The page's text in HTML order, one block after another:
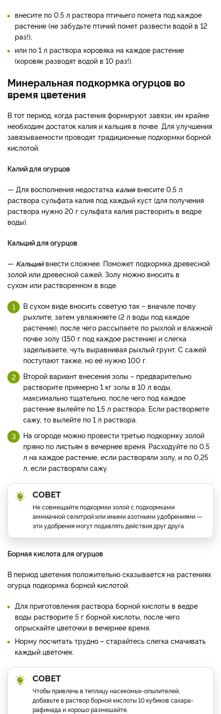
внесите по 0,5 л раствора птичьего помета под каждое
растение (не забудьте птичий помет развести водой в 12
раз!),
или по 1 л раствора коровяка на каждое растение
(коровяк разводят водой в 10 раз!).
Минеральная подкормка огурцов во
время цветения
В тот период, когда растения формируют завязи, им крайне
необходим достаток калия и кальция в почве. Для улучшения
завязываемости проводят традиционные подкормки борной
кислотой.
Калий для огурцов
— Для восполнения недостатка калиявнесите 0,5 л
раствора сульфата калия под каждый куст (для получения
раствора нужно 20 г сульфата калия растворить в ведре
воды).
Кальций для огурцов
— Кальцийвнести сложнее. Поможет подкормка древесной
золой или древесной сажей. Золу можно вносить в
сухом или растворенном в воде.
В сухом виде вносить советую так – вначале почву
рыхлите, затем увлажняете (2 л воды под каждое
растение), после чего рассыпаете по рыхлой и влажной
почве золу (150 г под каждое растение) и слегка
заделываете, чуть выравнивая рыхлый грунт. С сажей
поступают также, но её нужно 100 г.
Второй вариант внесения золы – предварительно
растворите примерно 1 кг золы в 10 л воды,
максимально тщательно, после чего под каждое
растение вылейте по 1,5 л раствора. Если растворяете
сажу, то вылейте по 1 л раствора.
На огороде можно провести третью подкормку золой
прямо по листьям в вечернее время. Расходуйте по 0,5
л на каждое растение, если растворяли золу, и по 0,25
л, если растворяли сажу.
СОВЕТ
Не совмещайте подкормки золой с подкормками
аммиачной селитрой или иными азотными удобрениями —
эти удобрения могут подавлять действия друг друга.
Борная кислота для огурцов
В период цветения положительно сказывается на растениях
огурца подкормка борной кислотой.
Для приготовления раствора борной кислоты в ведре
воды растворите 5 г борной кислоты, после чего
опрыскайте цветочки в вечернее время.
Норму посчитать трудно – старайтесь слегка смачивать
каждый цветочек.
СОВЕТ
Чтобы привлечь в теплицу насекомых-опылителей,
добавьте в раствор борной кислоты 10 кубиков сахара-
рафинада и хорошо размешайте.